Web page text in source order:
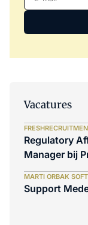
Vacatures
Regulatory
Manager bij
MARTI ORBAK
Support